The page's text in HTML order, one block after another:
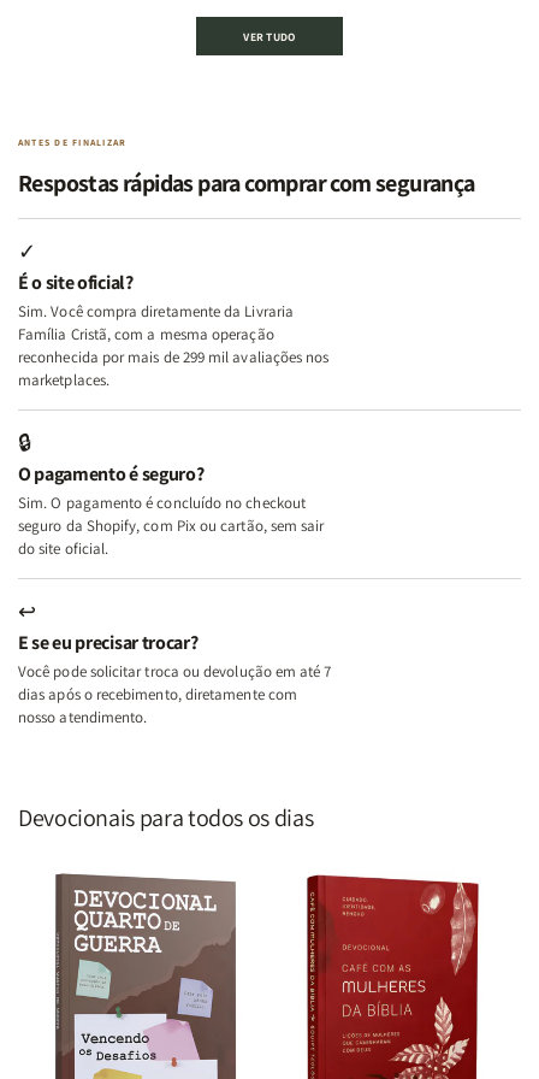
|
Minhas
Lutas
e
Deus
+
A
Mulher
Lar
Edificando
Eu,
Minhas
Lutas
+
A
Lar
Kit
Mulher
Segundo
Mulher
Segundo
VER TUDO
ANTES DE FINALIZAR
Respostas rápidas para comprar com segurança
✓
É o site oficial?
Sim. Você compra diretamente da Livraria
Família Cristã, com a mesma operação
reconhecida por mais de 299 mil avaliações nos
marketplaces.
🔒
O pagamento é seguro?
Sim. O pagamento é concluído no checkout
seguro da Shopify, com Pix ou cartão, sem sair
do site oficial.
↩
E se eu precisar trocar?
Você pode solicitar troca ou devolução em até 7
dias após o recebimento, diretamente com
nosso atendimento.
Devocionais para todos os dias